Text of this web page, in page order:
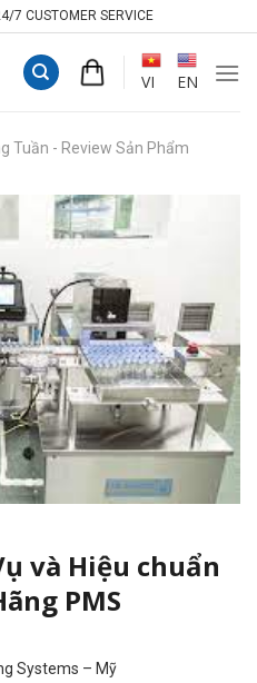
7 CUSTOMER SERVICE
VI EN
Tuần - Review Sản Phẩm
và Hiệu chuẩn
PMS
Systems – Mỹ